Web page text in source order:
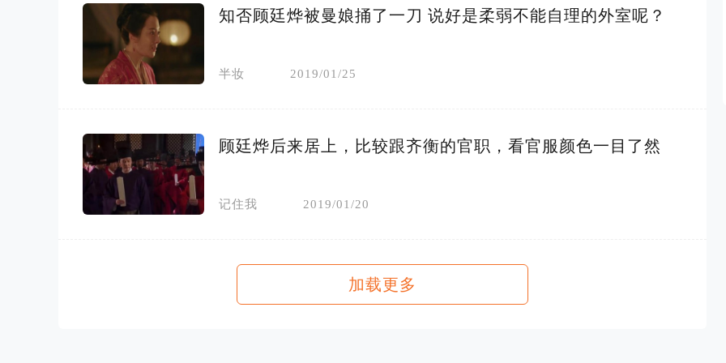
知否顾廷烨被曼娘捅了一刀 说好是柔弱不能自理的外室呢？
半妆 2019/01/25
顾廷烨后来居上，比较跟齐衡的官职，看官服颜色一目了然
记住我 2019/01/20
加载更多